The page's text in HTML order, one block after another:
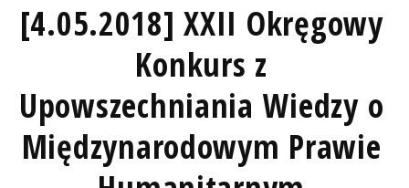
[4.05.2018] XXII Okręgowy
Konkurs z
Upowszechniania Wiedzy o
Międzynarodowym Prawie